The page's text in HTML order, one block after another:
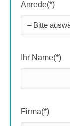
Anrede(*)
Ihr Name(*)
Firma(*)